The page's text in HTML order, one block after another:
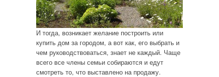
И тогда, возникает желание построить или
купить дом за городом, а вот как, его выбрать и
чем руководствоваться, знает не каждый. Чаще
всего все члены семьи собираются и едут
смотреть то, что выставлено на продажу.